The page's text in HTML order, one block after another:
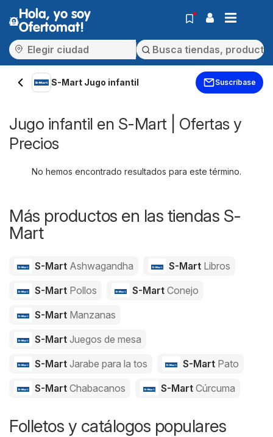
Hola, yo soy
Ofertomat!
S-Mart Jugo infantil Suscríbase
Jugo infantil en S-Mart | Ofertas y
Precios
No hemos encontrado resultados para este término.
Más productos en las tiendas S-
Mart
S-Mart Ashwagandha S-Mart Libros
S-Mart Pollos S-Mart Conejo
S-Mart Manzanas
S-Mart Juegos de mesa
S-Mart Jarabe para la tos S-Mart Pato
S-Mart Chabacanos S-Mart Cúrcuma
Folletos y catálogos populares